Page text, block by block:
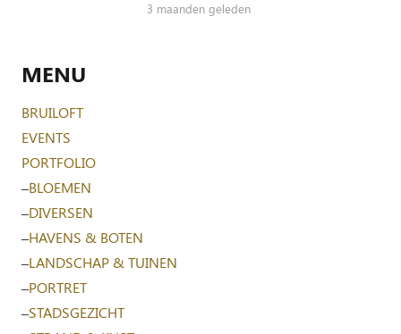
3 maanden geleden
MENU
BRUILOFT
EVENTS
PORTFOLIO
–BLOEMEN
–DIVERSEN
–HAVENS & BOTEN
–LANDSCHAP & TUINEN
–PORTRET
–STADSGEZICHT